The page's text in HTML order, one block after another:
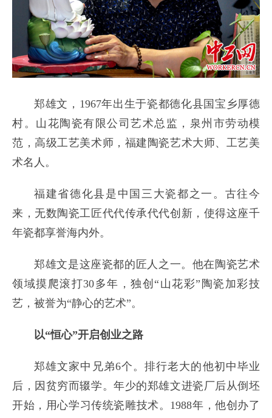
郑雄文，1967年出生于瓷都德化县国宝乡厚德
村。山花陶瓷有限公司艺术总监，泉州市劳动模
范，高级工艺美术师，福建陶瓷艺术大师、工艺美
术名人。
福建省德化县是中国三大瓷都之一。古往今
来，无数陶瓷工匠代代传承代代创新，使得这座千
年瓷都享誉海内外。
郑雄文是这座瓷都的匠人之一。他在陶瓷艺术
领域摸爬滚打30多年，独创“山花彩”陶瓷加彩技
艺，被誉为“静心的艺术”。
以“恒心”开启创业之路
郑雄文家中兄弟6个。排行老大的他初中毕业
后，因贫穷而辍学。年少的郑雄文进瓷厂后从倒坯
开始，用心学习传统瓷雕技术。1988年，他创办了